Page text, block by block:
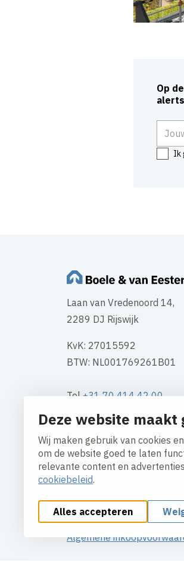
Deze website
Wij maken gebruik van cookies
om de website goed te laten
relevante content en
cookiebeleid.
Alles accepteren
Op
Ik
Laan van Vredenoord 14,
2289 DJ Rijswijk
KvK: 27015592
BTW: NL001769261B01
Tel+31 70 414 42 00
info@boele.nl
Contact
Cookies aanpassenCookie
Algemene